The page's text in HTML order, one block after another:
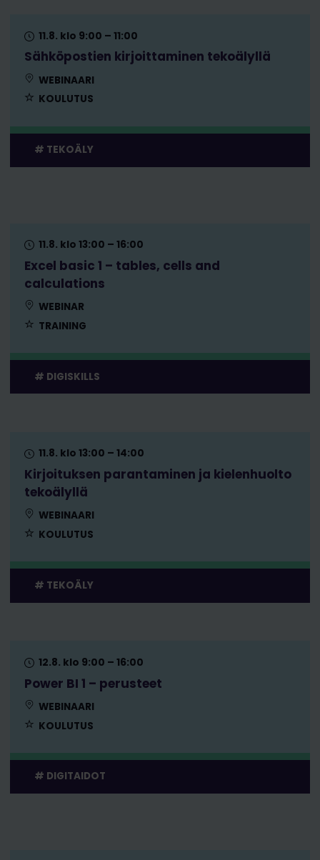
Sähköpostien kirjoittaminen tekoälyllä
11.8. klo 9:00 – 11:00
WEBINAARI
KOULUTUS
TEKOÄLY
Excel basic 1 – tables, cells and
calculations
11.8. klo 13:00 – 16:00
WEBINAR
TRAINING
DIGISKILLS
Kirjoituksen parantaminen ja kielenhuolto
tekoälyllä
11.8. klo 13:00 – 14:00
WEBINAARI
KOULUTUS
TEKOÄLY
Power BI 1 – perusteet
12.8. klo 9:00 – 16:00
WEBINAARI
KOULUTUS
DIGITAIDOT